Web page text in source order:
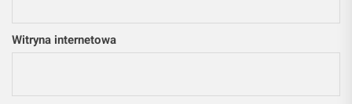
Witryna internetowa